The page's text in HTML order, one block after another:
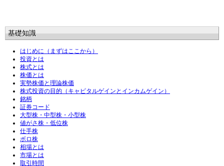
基礎知識
はじめに（まずはここから）
投資とは
株式とは
株価とは
実勢株価と理論株価
株式投資の目的（キャピタルゲインとインカムゲイン）
銘柄
証券コード
大型株・中型株・小型株
値がさ株・低位株
仕手株
ボロ株
相場とは
市場とは
取引時間